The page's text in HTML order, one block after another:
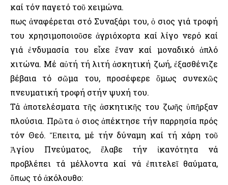
καί τόν παγετό τοῦ χειμώνα.
Ὅπως ἀναφέρεται στό Συναξάρι του, ὁ Ὅσιος γιά τροφή
του χρησιμοποιοῦσε ἀγριόχορτα καί λίγο νερό καί
γιά ἐνδυμασία του εἶχε ἕναν καί μοναδικό ἁπλό
χιτώνα. Μέ αὐτή τή λιτή ἀσκητική ζωή, ἐξασθένιζε
βέβαια τό σῶμα του, προσέφερε ὅμως συνεχῶς
πνευματική τροφή στήν ψυχή του.
Τά ἀποτελέσματα τῆς ἀσκητικῆς του ζωῆς ὑπῆρξαν
πλούσια. Πρῶτα ὁ Ὅσιος ἀπέκτησε τήν παρρησία πρός
τόν Θεό. Ἔπειτα, μέ τήν δύναμη καί τή χάρη τοῦ
Ἁγίου Πνεύματος, ἔλαβε τήν ἱκανότητα νά
προβλέπει τά μέλλοντα καί νά ἐπιτελεῖ θαύματα,
ὅπως τό ἀκόλουθο: